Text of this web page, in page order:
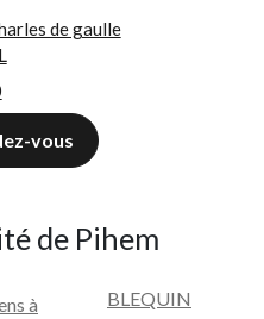
de gaulle
vous
de Pihem
à
BLEQUIN